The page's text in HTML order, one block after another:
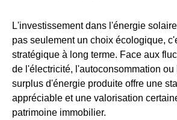
L'investissement dans l'énergie
pas seulement un choix écologique,
stratégique à long terme. Face aux
de l'électricité, l'autoconsommation ou
surplus d'énergie produite offre une
appréciable et une valorisation
patrimoine immobilier.